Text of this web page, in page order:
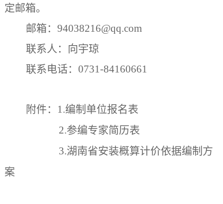
定邮箱。
邮箱： 94038216@qq.com
联系人：向宇琼
联系电话： 0731-84160661
附件： 1.编制单位报名表
2.参编专家简历表
3.湖南省安装概算计价依据编制方
案